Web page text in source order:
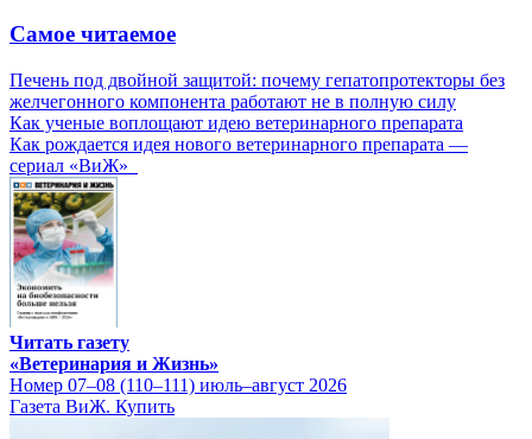
Самое читаемое
Печень под двойной защитой: почему гепатопротекторы без
желчегонного компонента работают не в полную силу
Как ученые воплощают идею ветеринарного препарата
Как рождается идея нового ветеринарного препарата —
сериал «ВиЖ»
Читать газету
«Ветеринария и Жизнь»
Номер 07–08 (110–111) июль–август 2026
Газета ВиЖ. Купить